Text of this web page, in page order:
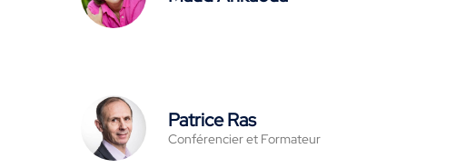
Patrice Ras
Conférencier et Formateur